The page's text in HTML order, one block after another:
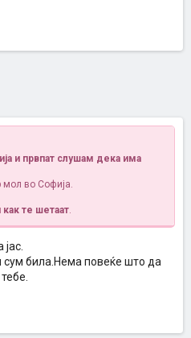
и првпат слушам дека има
мол во Софија.
как те шетаат.
сум била.Нема повеќе што да